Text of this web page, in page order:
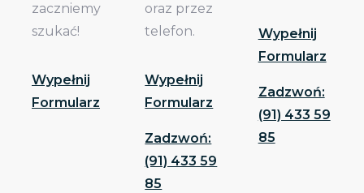
zaczniemy
szukać!
Wypełnij
Formularz
oraz przez
telefon.
Wypełnij
Formularz
Zadzwoń:
(91) 433 59
85
Wypełnij
Formularz
Zadzwoń:
(91) 433 59
85